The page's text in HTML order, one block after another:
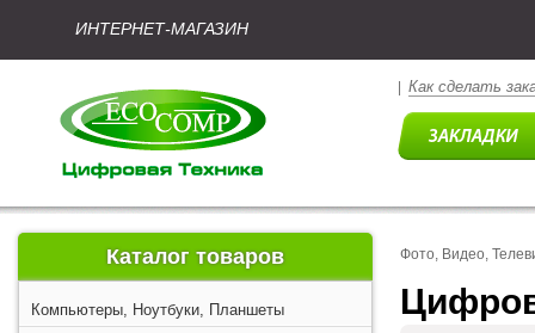
ИНТЕРНЕТ-МАГАЗИН
Как сделать
Каталог товаров
Компьютеры, Ноутбуки, Планшеты
Фото, Видео,